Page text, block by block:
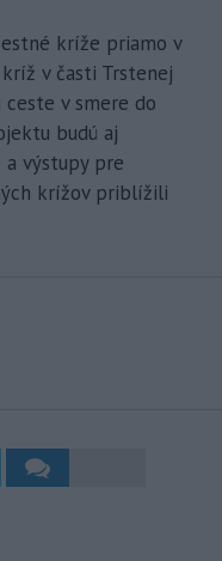
kríže priamo v
v časti Trstenej
v smere do
budú aj
výstupy pre
krížov priblížili